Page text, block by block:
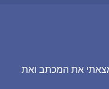
את המכתב ואת